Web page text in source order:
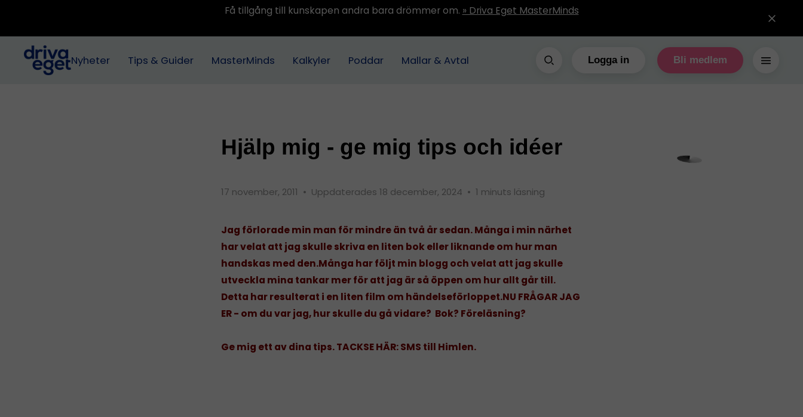
Få tillgång till kunskapen andra bara drömmer om. » Driva Eget MasterMinds
Nyheter Tips & Guider MasterMinds Kalkyler Poddar Mallar & Avtal Logga in Bli medlem
Hjälp mig - ge mig tips och idéer
17 november, 2011 • Uppdaterades 18 december, 2024 • 1 minuts läsning
Jag förlorade min man för mindre än två år sedan. Många i min närhet
har velat att jag skulle skriva en liten bok eller liknande om hur man
handskas med den.Många har följt min blogg och velat att jag skulle
utveckla mina tankar mer för att jag är så öppen om hur allt går till.
Detta har resulterat i en liten film om händelseförloppet.NU FRÅGAR JAG
ER - om du var jag, hur skulle du gå vidare? Bok? Föreläsning?
Ge mig ett av dina tips. TACKSE HÄR: SMS till Himlen.